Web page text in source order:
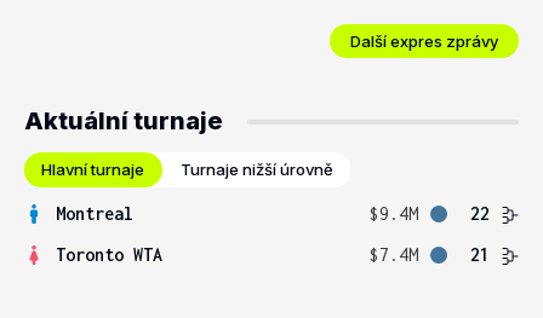
Další expres zprávy
Aktuální turnaje
Hlavní turnaje Turnaje nižší úrovně
Montreal $9.4M
22
Toronto WTA
$7.4M 21